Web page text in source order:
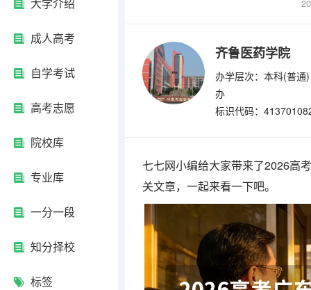
成人高考
自学考试
高考志愿
院校库
专业库
一分一段
知分择校
标签
齐鲁医药学院
办学层次：本科(普通)
办
标识代码：
七七网小编给大家带来了2026高
关文章，一起来看一下吧。